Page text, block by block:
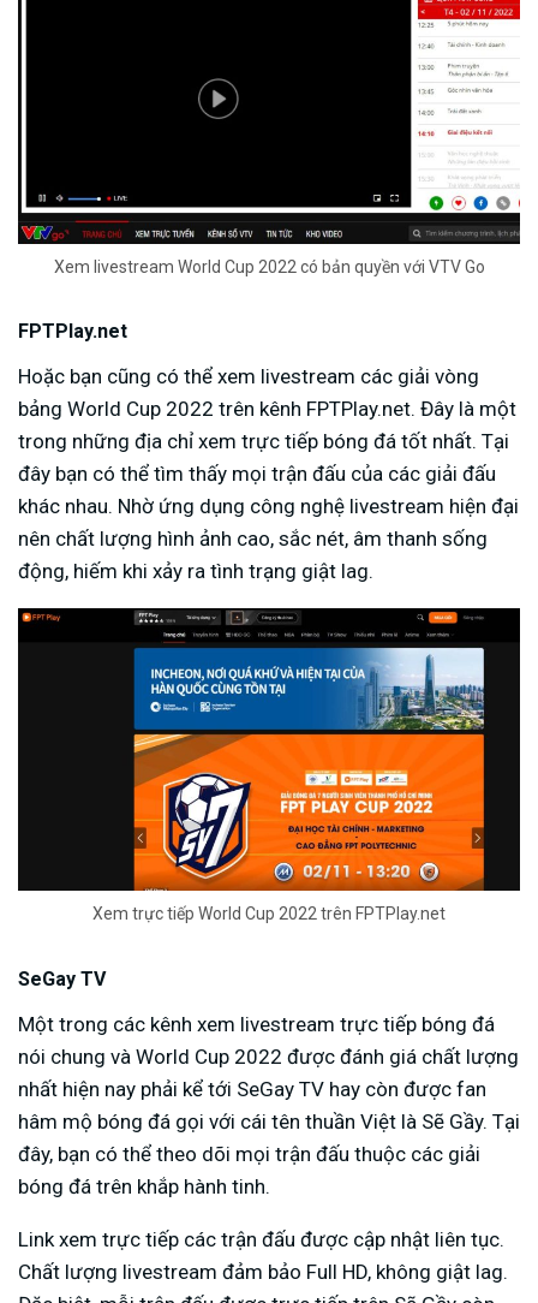
Xem livestream World Cup 2022 có bản quyền với VTV Go
FPTPlay.net
Hoặc bạn cũng có thể xem livestream các giải vòng
bảng World Cup 2022 trên kênh FPTPlay.net. Đây là một
trong những địa chỉ xem trực tiếp bóng đá tốt nhất. Tại
đây bạn có thể tìm thấy mọi trận đấu của các giải đấu
khác nhau. Nhờ ứng dụng công nghệ livestream hiện đại
nên chất lượng hình ảnh cao, sắc nét, âm thanh sống
động, hiếm khi xảy ra tình trạng giật lag.
Xem trực tiếp World Cup 2022 trên FPTPlay.net
SeGay TV
Một trong các kênh xem livestream trực tiếp bóng đá
nói chung và World Cup 2022 được đánh giá chất lượng
nhất hiện nay phải kể tới SeGay TV hay còn được fan
hâm mộ bóng đá gọi với cái tên thuần Việt là Sẽ Gầy. Tại
đây, bạn có thể theo dõi mọi trận đấu thuộc các giải
bóng đá trên khắp hành tinh.
Link xem trực tiếp các trận đấu được cập nhật liên tục.
Chất lượng livestream đảm bảo Full HD, không giật lag.